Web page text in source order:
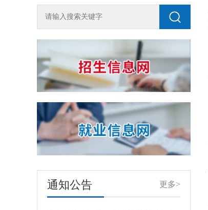
通知公告 更多>
为全面了解我校2018年单独测试招生工
独招生QQ咨询群，或关注石化招生就业微
信公众号shzsjy。 石化单招（陇南天水）
QQ群：194508493石化单招（平凉庆阳）
QQ群：434301688石化单招（白银定西）
QQ群：707480505石化单招（其他地区）
QQ群：654…
2018-03-10
关于开展宏志助航计划线上课程建设课题申报工作的通知
各学院、相关部门：为加强高校大学生的
指导课程体系的建设与优化，建设一批重
点行业职业技能类优质课程，根据教育部
学生服务与素质发展中心下发的《关于开
展2026年宏志助航计划线上课程建设课题
申报工作的通知》，现组织开展我校宏志
助航计划线上课程建设课题申报工作。各
学院和相关部门请于8月23日前将申报表
Word版和PDF盖章版扫描件发送至学校协
2026-07-16
2026年度甘肃省“大学生职业规划与就业指导”专项课题推荐名单的公示
2026年度甘肃省“大学生职业规划与就业指